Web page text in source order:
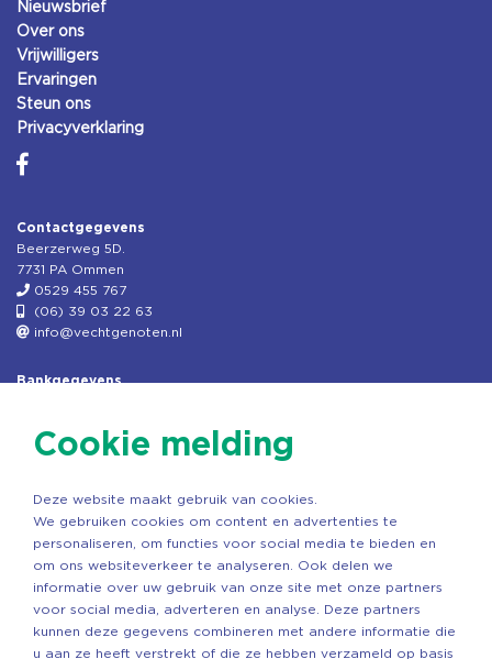
Nieuwsbrief
Over ons
Vrijwilligers
Ervaringen
Steun ons
Privacyverklaring
Contactgegevens
Beerzerweg 5D.
7731 PA Ommen
0529 455 767
(06) 39 03 22 63
info@vechtgenoten.nl
Bankgegevens
Rek.nr: NL85RABO0127579230
Copyright ©2026 Vechtgenoten
Cookie melding
Deze website maakt gebruik van cookies.
We gebruiken cookies om content en advertenties te
personaliseren, om functies voor social media te bieden en
om ons websiteverkeer te analyseren. Ook delen we
informatie over uw gebruik van onze site met onze partners
voor social media, adverteren en analyse. Deze partners
kunnen deze gegevens combineren met andere informatie die
u aan ze heeft verstrekt of die ze hebben verzameld op basis